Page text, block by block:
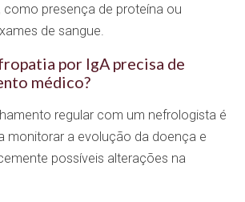
como presença de proteína ou
de sangue.
por IgA precisa de
médico?
regular com um nefrologista é
monitorar a evolução da doença e
possíveis alterações na